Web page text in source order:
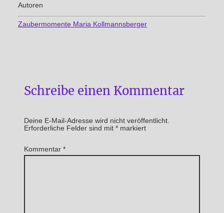
Autoren
Zaubermomente Maria Kollmannsberger
Schreibe einen Kommentar
Deine E-Mail-Adresse wird nicht veröffentlicht.
Erforderliche Felder sind mit * markiert
Kommentar *